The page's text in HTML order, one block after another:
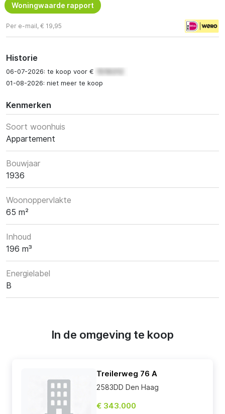
Woningwaarde rapport
Per e-mail, € 19,95
Historie
06-07-2026: te koop voor €
01-08-2026: niet meer te koop
Kenmerken
Soort woonhuis
Appartement
Bouwjaar
1936
Woonoppervlakte
65 m²
Inhoud
196 m³
Energielabel
B
In de omgeving te koop
Treilerweg 76 A
2583DD Den Haag
€ 343.000